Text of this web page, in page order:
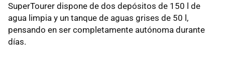
SuperTourer dispone de dos depósitos de 150 l de
agua limpia y un tanque de aguas grises de 50 l,
pensando en ser completamente autónoma durante
días.